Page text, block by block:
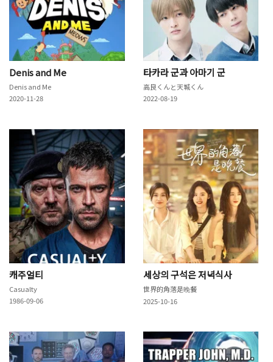
Denis and Me
Denis and Me
2020-11-28
타카라 군과 아마기 군
高良くんと天城くん
2022-08-19
캐주얼티
Casualty
1986-09-06
세상의 구석은 저녁식사
世界的角落是晚餐
2025-10-16